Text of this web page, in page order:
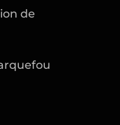
de